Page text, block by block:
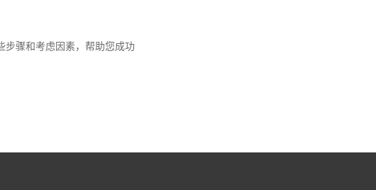
骤和考虑因素，帮助您成功